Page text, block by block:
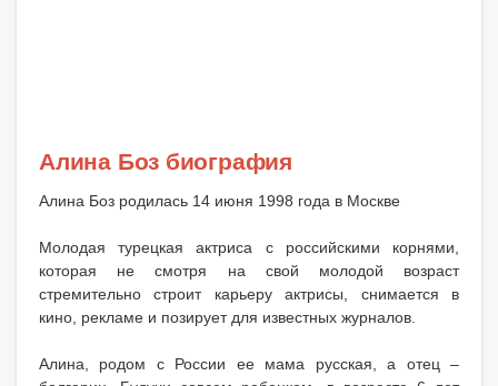
Алина Боз биография
Алина Боз родилась 14 июня 1998 года в Москве
Молодая турецкая актриса с российскими корнями,
которая не смотря на свой молодой возраст
стремительно строит карьеру актрисы, снимается в
кино, рекламе и позирует для известных журналов.
Алина, родом с России ее мама русская, а отец –